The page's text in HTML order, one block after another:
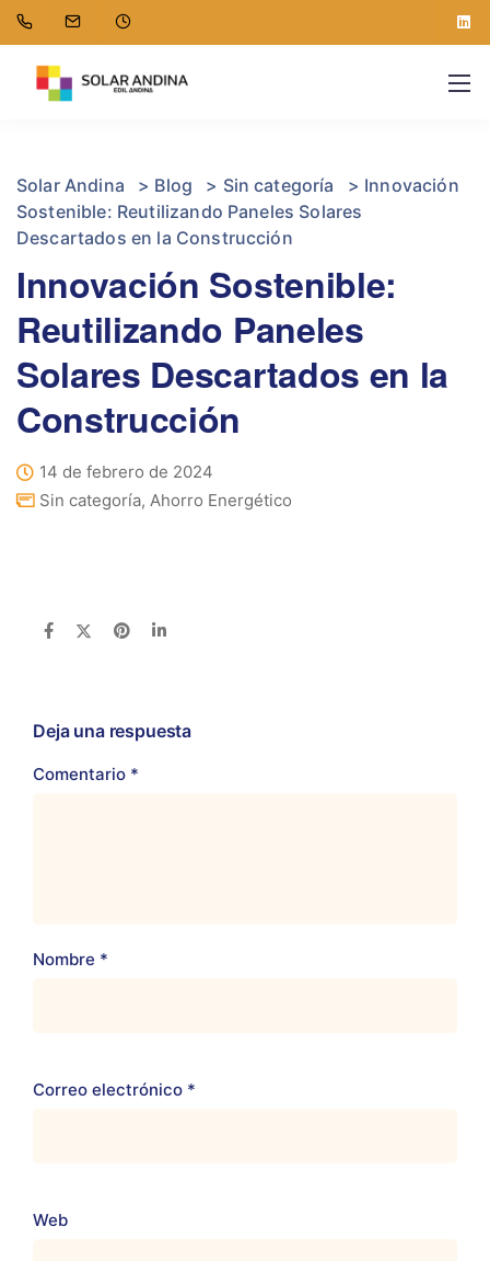
Solar Andina > Blog > Sin categoría > Innovación
Sostenible: Reutilizando Paneles Solares
Descartados en la Construcción
Innovación Sostenible:
Reutilizando Paneles
Solares Descartados en la
Construcción
14 de febrero de 2024
Sin categoría, Ahorro Energético
Deja una respuesta
Comentario *
Nombre *
Correo electrónico *
Web